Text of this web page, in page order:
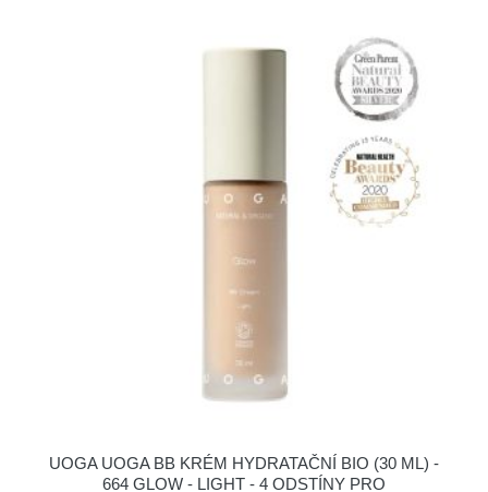
UOGA UOGA BB KRÉM HYDRATAČNÍ BIO (30 ML) -
664 GLOW - LIGHT - 4 ODSTÍNY PRO